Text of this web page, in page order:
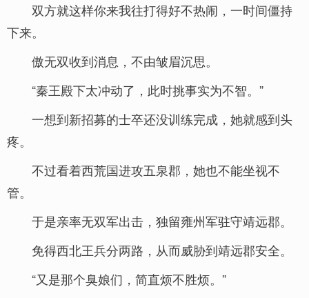
双方就这样你来我往打得好不热闹，一时间僵持
下来。
傲无双收到消息，不由皱眉沉思。
“秦王殿下太冲动了，此时挑事实为不智。”
一想到新招募的士卒还没训练完成，她就感到头
疼。
不过看着西荒国进攻五泉郡，她也不能坐视不
管。
于是亲率无双军出击，独留雍州军驻守靖远郡。
免得西北王兵分两路，从而威胁到靖远郡安全。
“又是那个臭娘们，简直烦不胜烦。”